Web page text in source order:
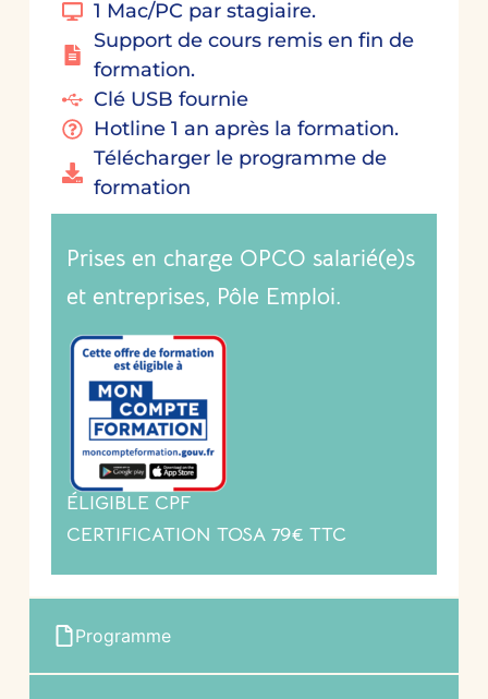
Programme
1 Mac/PC par stagiaire.
Support de cours remis en fin de
formation.
Clé USB fournie
Hotline 1 an après la formation.
Télécharger le programme de
formation
Prises en charge OPCO salarié(e)s
et entreprises, Pôle Emploi.
ÉLIGIBLE CPF
CERTIFICATION TOSA 79€ TTC